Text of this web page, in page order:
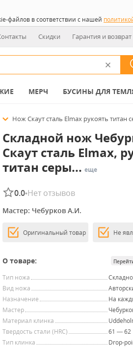
файлов в соответствии с нашей
Скидки Гарантия и возврат
МЕРЧ БУСИНЫ ДЛЯ
Нож Скаут сталь Elmax рукоять
Складной нож
Скаут сталь Elmax,
титан серы... еще
0.0•Нет отзывов
Мастер: Чебурков А.И.
Оригинальный товар Не
О товаре:
Тип ножа
Вид ножа
Назначение
На
Мастер
Материал клинка
Твердость стали (HRC)
61 — 62
Тип клинка
Drop-